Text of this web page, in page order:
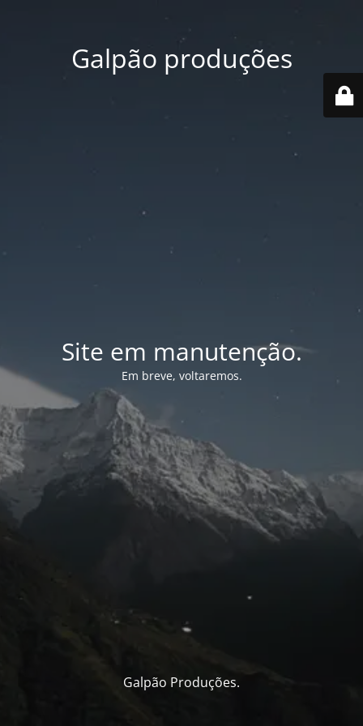
Galpão produções
Site em manutenção.
Em breve, voltaremos.
Galpão Produções.